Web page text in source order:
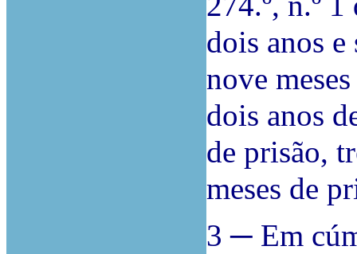
dois anos e
nove
dois anos
de prisão,
meses de
3 ─ Em